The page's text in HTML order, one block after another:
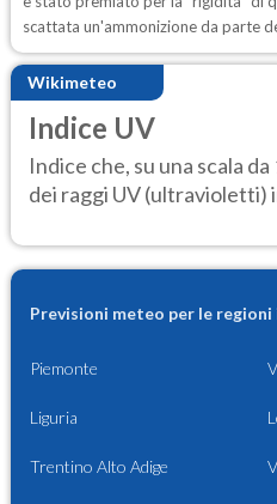
scattata un'ammonizione da parte
Wikimeteo
Indice UV
Indice che, su una scala
dei raggi UV (ultravioletti)
Previsioni meteo per le
Piemonte
Liguria
Trentino Alto Adige